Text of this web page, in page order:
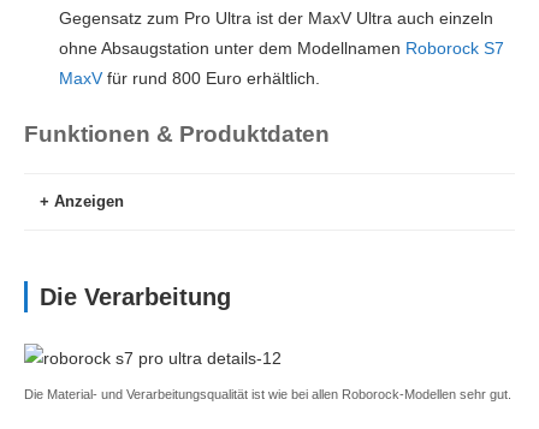
Gegensatz zum Pro Ultra ist der MaxV Ultra auch einzeln
ohne Absaugstation unter dem Modellnamen Roborock S7
MaxVfür rund 800 Euro erhältlich.
Funktionen & Produktdaten
Anzeigen
Laufzeit (min)
Ladezeit (min)
Batteriekapazität (mAh) & Akkutyp 5.200mAh Li-Ion
Die Verarbeitung
Die Material- und Verarbeitungsqualität ist wie bei allen Roborock-Modellen sehr gut.